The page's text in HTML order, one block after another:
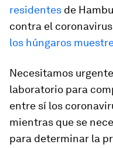
residentes de
contra el coronavirus
los húngaros
Necesitamos
laboratorio para
entre sí los
mientras que se
para determinar la